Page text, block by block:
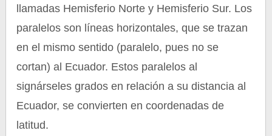
llamadas Hemisferio Norte y Hemisferio Sur. Los
paralelos son líneas horizontales, que se trazan
en el mismo sentido (paralelo, pues no se
cortan) al Ecuador. Estos paralelos al
signárseles grados en relación a su distancia al
Ecuador, se convierten en coordenadas de
latitud.